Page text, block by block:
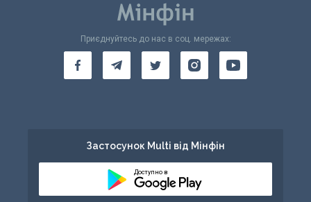
Приєднуйтесь до нас в соц. мережах:
Застосунок Multi від Мінфін
Доступно в